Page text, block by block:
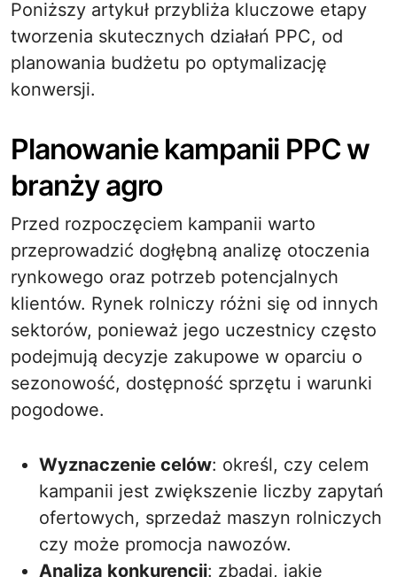
Poniższy artykuł przybliża kluczowe etapy
tworzenia skutecznych działań PPC, od
planowania budżetu po optymalizację
konwersji.
Planowanie kampanii PPC w
branży agro
Przed rozpoczęciem kampanii warto
przeprowadzić dogłębną analizę otoczenia
rynkowego oraz potrzeb potencjalnych
klientów. Rynek rolniczy różni się od innych
sektorów, ponieważ jego uczestnicy często
podejmują decyzje zakupowe w oparciu o
sezonowość, dostępność sprzętu i warunki
pogodowe.
Wyznaczenie celów: określ, czy celem
kampanii jest zwiększenie liczby zapytań
ofertowych, sprzedaż maszyn rolniczych
czy może promocja nawozów.
Analiza konkurencji: zbadaj, jakie